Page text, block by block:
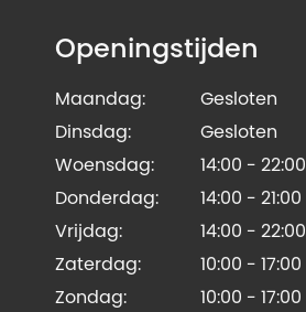
Openingstijden
Maandag:
Gesloten
Dinsdag:
Gesloten
Woensdag:
14:00 - 22:00
Donderdag:
14:00 - 21:00
Vrijdag:
14:00 - 22:00
Zaterdag:
10:00 - 17:00
Zondag:
10:00 - 17:00